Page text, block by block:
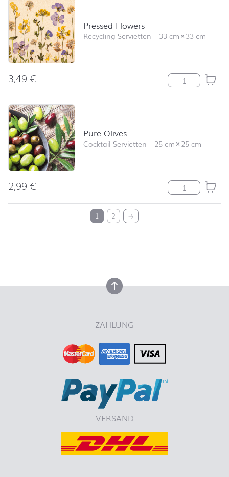
Pressed Flowers
Recycling-Servietten –33 cm×33 cm
3,49€ Pressed
Pure Olives
Cocktail-Servietten –25 cm×25 cm
2,99€ Pure Olives
1 2 →
nach oben
ZAHLUNG
VERSAND